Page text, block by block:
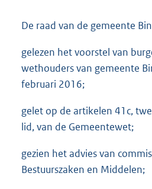
De raad van de gemeente
gelezen het voorstel van
wethouders van gemeente
februari 2016;
gelet op de artikelen 41c,
lid, van de Gemeentewet;
gezien het advies van
Bestuurszaken en Middelen;